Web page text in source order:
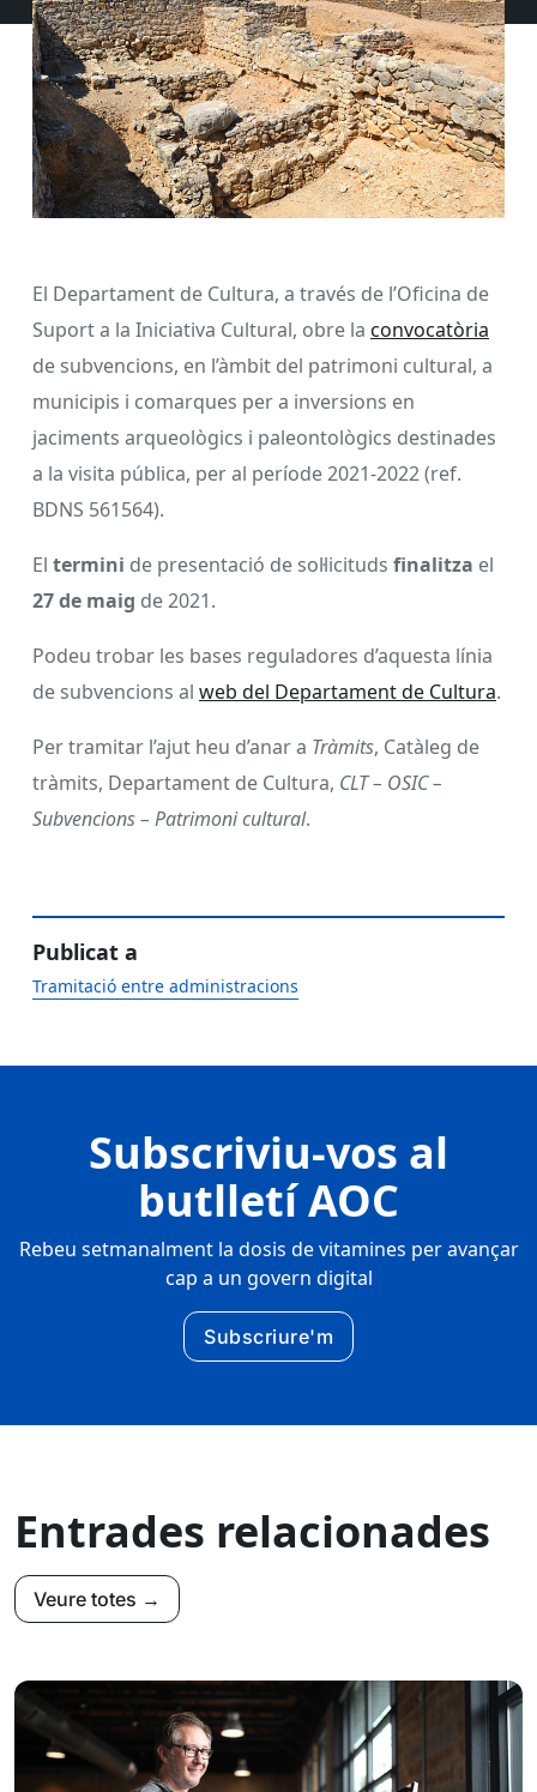
El Departament de Cultura, a través de l’Oficina de
Suport a la Iniciativa Cultural, obre la convocatòria
de subvencions, en l’àmbit del patrimoni cultural, a
municipis i comarques per a inversions en
jaciments arqueològics i paleontològics destinades
a la visita pública, per al període 2021-2022 (ref.
BDNS 561564).
El termini de presentació de sol·licituds finalitza el
27 de maig de 2021.
Podeu trobar les bases reguladores d’aquesta línia
de subvencions al web del Departament de Cultura.
Per tramitar l’ajut heu d’anar a Tràmits, Catàleg de
tràmits, Departament de Cultura, CLT – OSIC –
Subvencions – Patrimoni cultural.
Publicat a
Tramitació entre administracions
Subscriviu-vos al
butlletí AOC
Rebeu setmanalment la dosis de vitamines per avançar
cap a un govern digital
Subscriure'm
Entrades relacionades
Veure totes →